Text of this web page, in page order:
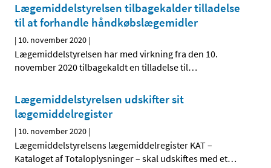
Lægemiddelstyrelsen tilbagekalder tilladelse
til at forhandle håndkøbslægemidler
| 10. november 2020 |
Lægemiddelstyrelsen har med virkning fra den 10.
november 2020 tilbagekaldt en tilladelse til…
Lægemiddelstyrelsen udskifter sit
lægemiddelregister
| 10. november 2020 |
Lægemiddelstyrelsens lægemiddelregister KAT –
Kataloget af Totaloplysninger – skal udskiftes med et…